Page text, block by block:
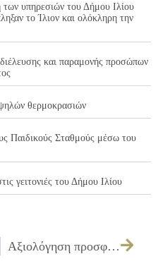
των υπηρεσιών του Δήμου Ιλίου
το Ίλιον και ολόκληρη την
και παραμονής προσώπων
θερμοκρασιών
Παιδικούς Σταθμούς μέσω του
γειτονιές του Δήμου Ιλίου
Αξιολόγηση προσφορών για τις μεταφορές αθλουμένων σε αθλητικές δραστηριότητες του ΔΑΟ ΙΛΙΟΥ οικ.έτους 2011